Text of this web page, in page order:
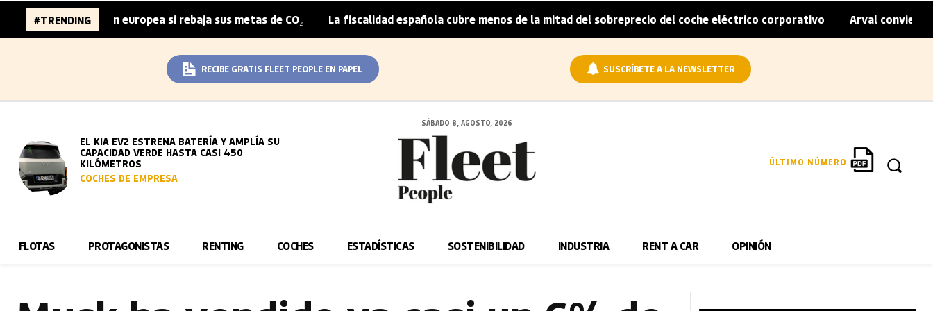
#TRENDINGeuropea si rebaja sus metas de CO₂ | La fiscalidad española cubre menos de la mitad del sobreprecio del coche eléctrico corporativo | Arval convierte en
RECIBE GRATIS FLEET PEOPLE EN PAPEL SUSCRÍBETE A LA NEWSLETTER
EL KIA EV2 ESTRENA BATERÍA Y AMPLÍA SU
CAPACIDAD VERDE HASTA CASI 450
KILÓMETROS
COCHES DE EMPRESA
SÁBADO 8, AGOSTO, 2026
ÚLTIMO NÚMERO
FLOTAS PROTAGONISTAS RENTING COCHES ESTADÍSTICAS SOSTENIBILIDAD INDUSTRIA RENT A CAR OPINIÓN